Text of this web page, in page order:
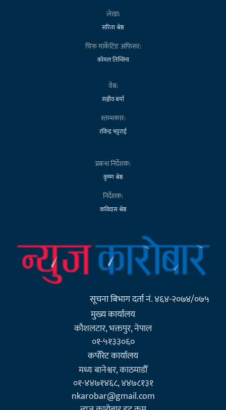
लेखा:
सरिता श्रेष्ठ
चिफ मार्केटिङ अफिसर:
कोमल तिम्सिना
वेब:
सञ्जीव बर्मा
स्तम्भकार:
रविन्द्र भट्टराई
प्रबन्ध निर्देशक:
कृष्ण श्रेष्ठ
निर्देशक:
कविदास श्रेष्ठ
सूचना बिभाग दर्ता नं. ४६४-२०७४/०७५
मुख्य कार्यालय
कौशलटार, भक्तपुर, नेपाल
०१-५१३३०६०
कर्पाेरेट कार्यालय
मध्य बानेश्वर, काठमाडौँ
०१-४४७१४६८, ४४७८१३१
nkarobar@gmail.com